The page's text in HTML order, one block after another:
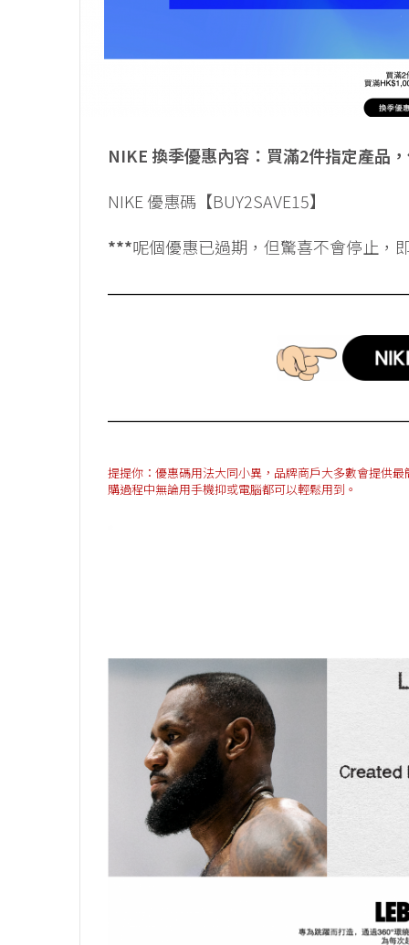
NIKE 換季優惠內容：買滿2件指定產品
NIKE 優惠碼【BUY2SAVE15】
***呢個優惠已過期，但驚喜不會停止，
提提你：優惠碼用法大同小異，品牌商戶大多數會提供
購過程中無論用手機抑或電腦都可以輕鬆用到。